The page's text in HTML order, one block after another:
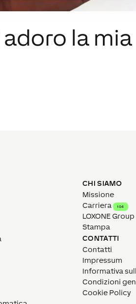
la
CHI SIAMO
Missione
Carriera
104
LOXONE Group
Stampa
CONTATTI
Contatti
Impressum
Informativa
Condizioni
Cookie Policy